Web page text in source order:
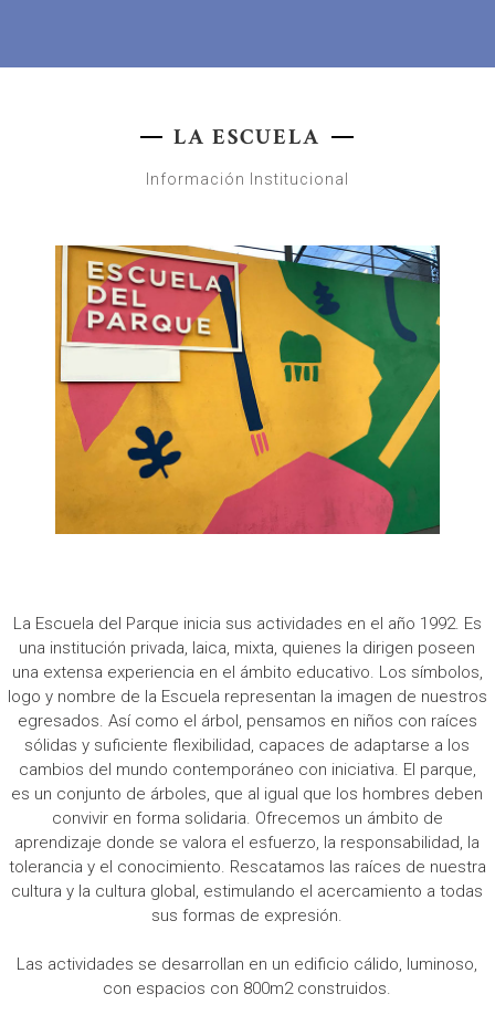
LA ESCUELA
Información Institucional
La Escuela del Parque inicia sus actividades en el año 1992. Es
una institución privada, laica, mixta, quienes la dirigen poseen
una extensa experiencia en el ámbito educativo. Los símbolos,
logo y nombre de la Escuela representan la imagen de nuestros
egresados. Así como el árbol, pensamos en niños con raíces
sólidas y suficiente flexibilidad, capaces de adaptarse a los
cambios del mundo contemporáneo con iniciativa. El parque,
es un conjunto de árboles, que al igual que los hombres deben
convivir en forma solidaria. Ofrecemos un ámbito de
aprendizaje donde se valora el esfuerzo, la responsabilidad, la
tolerancia y el conocimiento. Rescatamos las raíces de nuestra
cultura y la cultura global, estimulando el acercamiento a todas
sus formas de expresión.
Las actividades se desarrollan en un edificio cálido, luminoso,
con espacios con 800m2 construidos.